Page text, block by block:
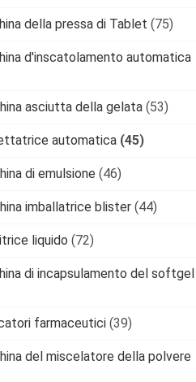
della pressa di Tablet (75)
d'inscatolamento automatica
asciutta della gelata (53)
automatica (45)
di emulsione (46)
imballatrice blister (44)
liquido (72)
di incapsulamento del softgel
farmaceutici (39)
del miscelatore della polvere